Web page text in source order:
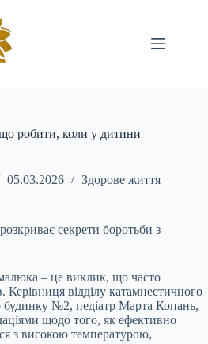
що робити, коли у дитини
05.03.2026 Здорове життя
секрети боротьби з
– це виклик, що часто
Керівниця відділу катамнестичного
будинку №2, педіатр Марта Копань,
щодо того, як ефективно
з високою температурою,